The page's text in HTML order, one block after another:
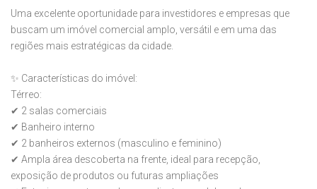
Uma excelente oportunidade para investidores e empresas que
buscam um imóvel comercial amplo, versátil e em uma das
regiões mais estratégicas da cidade.
✨ Características do imóvel:
Térreo:
✔ 2 salas comerciais
✔ Banheiro interno
✔ 2 banheiros externos (masculino e feminino)
✔ Ampla área descoberta na frente, ideal para recepção,
exposição de produtos ou futuras ampliações